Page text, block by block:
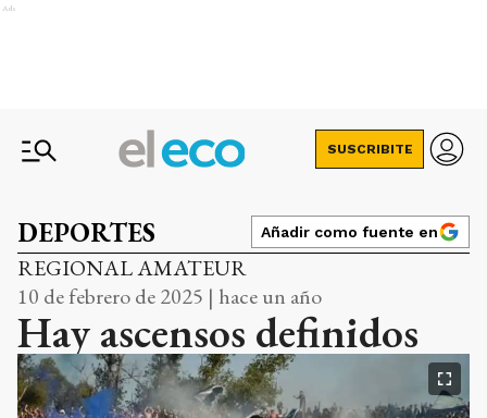
Ads
SUSCRIBITE
DEPORTES Añadir como fuente en
REGIONAL AMATEUR
10 de febrero de 2025 | hace un año
Hay ascensos definidos